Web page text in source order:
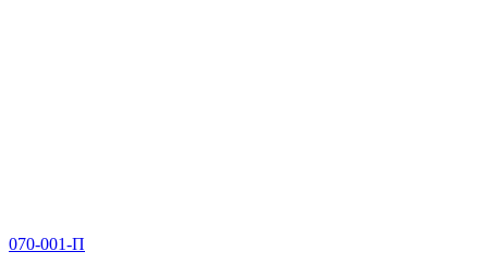
070-001-П